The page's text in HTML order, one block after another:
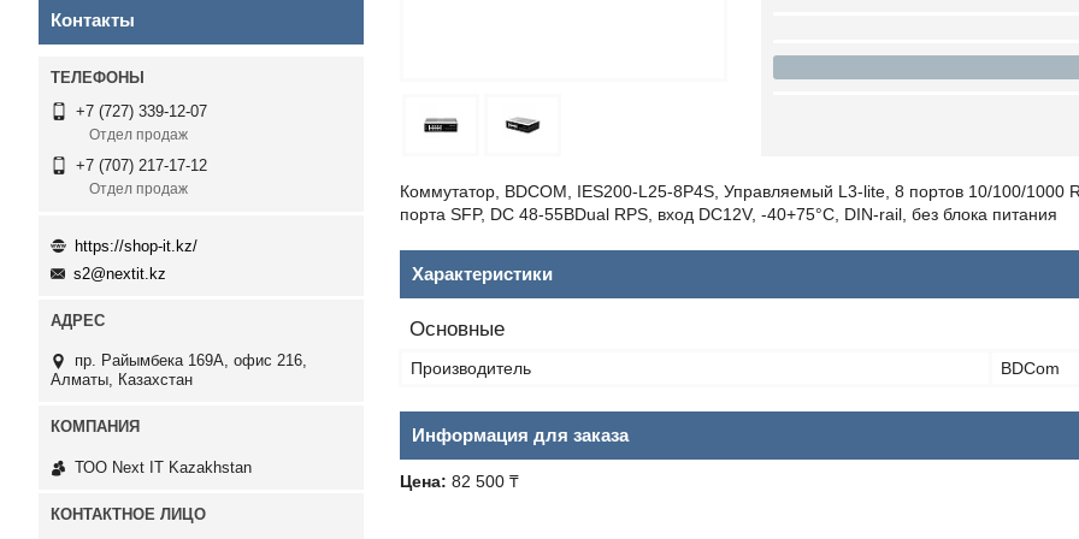
Коммутатор, BDCOM, IES200-L25-8P4S, Управляемый L3-lite, 8 портов 10/100/1000
порта SFP, DC 48-55ВDual RPS, вход DC12V, -40+75°C, DIN-rail, без блока питания
Характеристики
Основные
Производитель BDCom
Информация для заказа
Цена: 82 500 ₸
Контакты
+7 (727) 339-12-07
Отдел продаж
+7 (707) 217-17-12
Отдел продаж
https://shop-it.kz/
s2@nextit.kz
пр. Райымбека 169А, офис 216,
Алматы, Казахстан
ТОО Next IT Kazakhstan